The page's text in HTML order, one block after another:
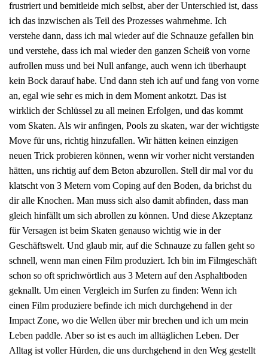
frustriert und bemitleide mich selbst, aber der Unterschied ist, dass
ich das inzwischen als Teil des Prozesses wahrnehme. Ich
verstehe dann, dass ich mal wieder auf die Schnauze gefallen bin
und verstehe, dass ich mal wieder den ganzen Scheiß von vorne
aufrollen muss und bei Null anfange, auch wenn ich überhaupt
kein Bock darauf habe. Und dann steh ich auf und fang von vorne
an, egal wie sehr es mich in dem Moment ankotzt. Das ist
wirklich der Schlüssel zu all meinen Erfolgen, und das kommt
vom Skaten. Als wir anfingen, Pools zu skaten, war der wichtigste
Move für uns, richtig hinzufallen. Wir hätten keinen einzigen
neuen Trick probieren können, wenn wir vorher nicht verstanden
hätten, uns richtig auf dem Beton abzurollen. Stell dir mal vor du
klatscht von 3 Metern vom Coping auf den Boden, da brichst du
dir alle Knochen. Man muss sich also damit abfinden, dass man
gleich hinfällt um sich abrollen zu können. Und diese Akzeptanz
für Versagen ist beim Skaten genauso wichtig wie in der
Geschäftswelt. Und glaub mir, auf die Schnauze zu fallen geht so
schnell, wenn man einen Film produziert. Ich bin im Filmgeschäft
schon so oft sprichwörtlich aus 3 Metern auf den Asphaltboden
geknallt. Um einen Vergleich im Surfen zu finden: Wenn ich
einen Film produziere befinde ich mich durchgehend in der
Impact Zone, wo die Wellen über mir brechen und ich um mein
Leben paddle. Aber so ist es auch im alltäglichen Leben. Der
Alltag ist voller Hürden, die uns durchgehend in den Weg gestellt